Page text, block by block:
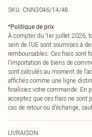
SKU: CNN3046/14/48
*Politique de prix
À compter du 1er juillet 2026,
sein de l’UE sont soumises à
remboursables. Ces frais sont
l’importation de biens de
sont calculés au moment de
affichés comme une ligne
finalisiez votre commande. En
acceptez que ces frais ne sont
cas de retour ou d’échange,
LIVRAISON